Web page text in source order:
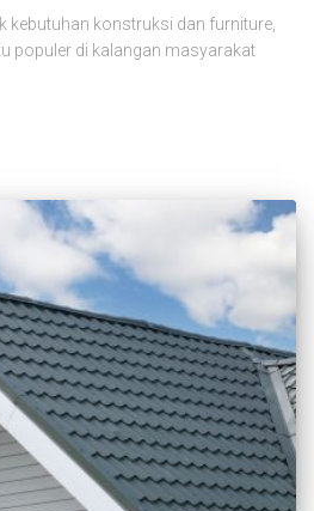
kebutuhan konstruksi dan furniture,
populer di kalangan masyarakat